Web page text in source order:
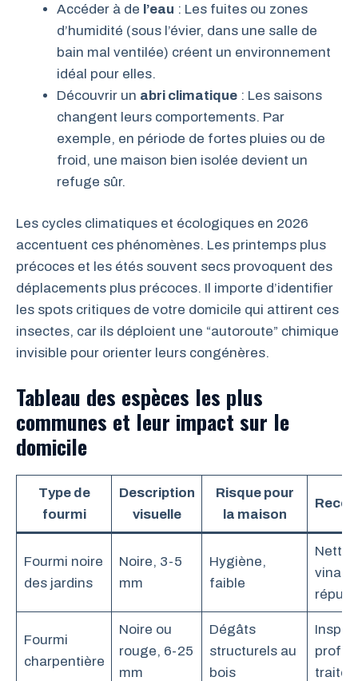
Accéder à de l’eau : Les fuites ou zones
d’humidité (sous l’évier, dans une salle de
bain mal ventilée) créent un environnement
idéal pour elles.
Découvrir un abri climatique : Les saisons
changent leurs comportements. Par
exemple, en période de fortes pluies ou de
froid, une maison bien isolée devient un
refuge sûr.
Les cycles climatiques et écologiques en 2026
accentuent ces phénomènes. Les printemps plus
précoces et les étés souvent secs provoquent des
déplacements plus précoces. Il importe d’identifier
les spots critiques de votre domicile qui attirent ces
insectes, car ils déploient une “autoroute” chimique
invisible pour orienter leurs congénères.
Tableau des espèces les plus
communes et leur impact sur le
domicile
Type de
fourmi
Description
visuelle
Risque pour
la maison
Fourmi noire
des jardins
Noire, 3-5
mm
Hygiène,
faible
Fourmi
charpentière
Noire ou
rouge, 6-25
mm
Dégâts
structurels au
bois